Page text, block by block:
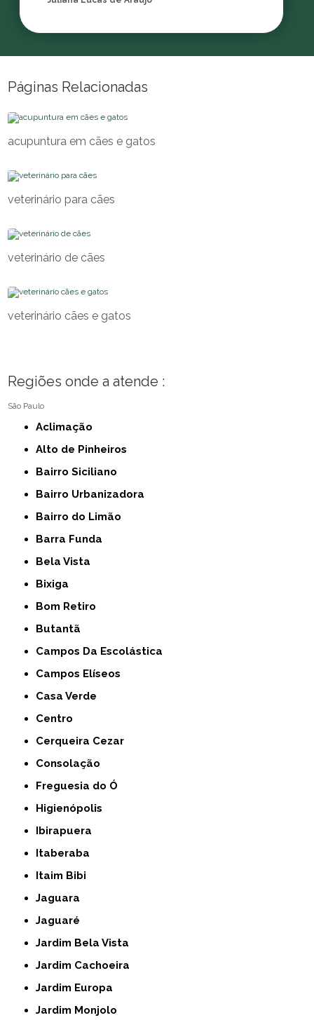
Páginas Relacionadas
acupuntura em cães e gatos
veterinário para cães
veterinário de cães
veterinário cães e gatos
Regiões onde a atende :
São Paulo
Aclimação
Alto de Pinheiros
Bairro Siciliano
Bairro Urbanizadora
Bairro do Limão
Barra Funda
Bela Vista
Bixiga
Bom Retiro
Butantã
Campos Da Escolástica
Campos Elíseos
Casa Verde
Centro
Cerqueira Cezar
Consolação
Freguesia do Ó
Higienópolis
Ibirapuera
Itaberaba
Itaim Bibi
Jaguara
Jaguaré
Jardim Bela Vista
Jardim Cachoeira
Jardim Europa
Jardim Monjolo